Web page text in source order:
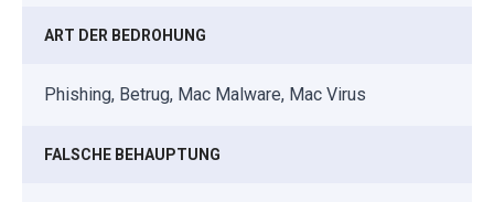
ART DER BEDROHUNG
Phishing, Betrug, Mac Malware, Mac Virus
FALSCHE BEHAUPTUNG